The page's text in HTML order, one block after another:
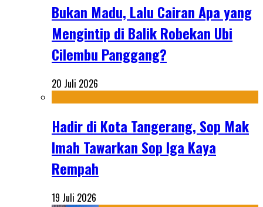
Bukan Madu, Lalu Cairan Apa yang
Mengintip di Balik Robekan Ubi
Cilembu Panggang?
20 Juli 2026
Hadir di Kota Tangerang, Sop Mak
Imah Tawarkan Sop Iga Kaya
Rempah
19 Juli 2026